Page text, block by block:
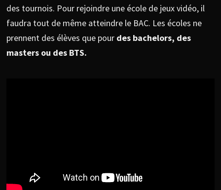
des tournois. Pour rejoindre une école de jeux vidéo, il
faudra tout de même atteindre le BAC. Les écoles ne
prennent des élèves que pour des bachelors, des
masters ou des BTS.